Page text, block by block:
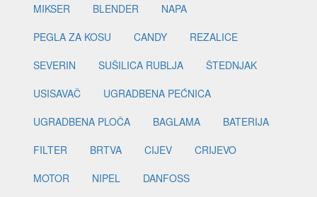
MIKSER
BLENDER
NAPA
PEGLA ZA KOSU
CANDY
REZALICE
SEVERIN
SUŠILICA RUBLJA
ŠTEDNJAK
USISAVAČ
UGRADBENA PEĆNICA
UGRADBENA PLOČA
BAGLAMA
BATERIJA
FILTER
BRTVA CIJEV
CRIJEVO
MOTOR
NIPEL
DANFOSS